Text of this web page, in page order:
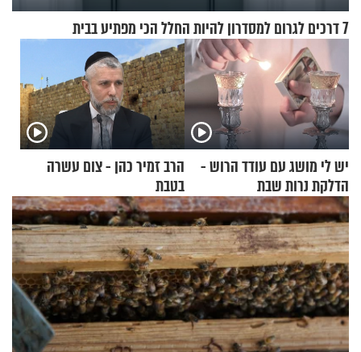
7 דרכים לגרום למסדרון להיות החלל הכי מפתיע בבית
יש לי מושג עם עודד הרוש -
הדלקת נרות שבת
הרב זמיר כהן - צום עשרה
בטבת